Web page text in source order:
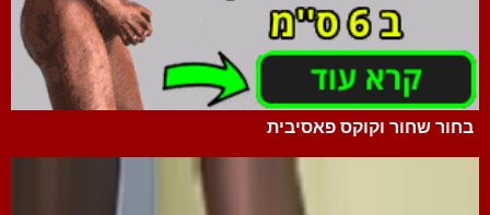
בחור שחור וקוקס פאסיבית